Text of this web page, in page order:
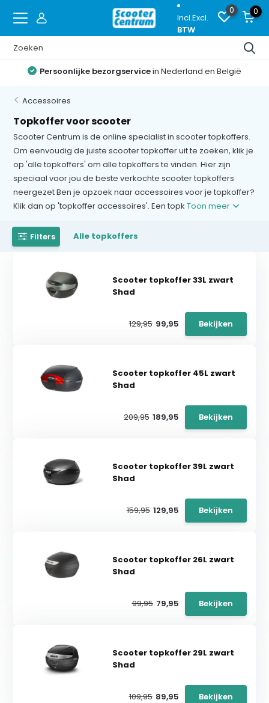
Incl.Excl.
BTW
0 0
bezorgservicein Nederland en België
Accessoires
Topkoffer voor scooter
Scooter Centrum is de online specialist in scooter topkoffers.
Om eenvoudig de juiste scooter topkoffer uit te zoeken, klik je
op 'alle topkoffers' om alle topkoffers te vinden. Hier zijn
speciaal voor jou de beste verkochte scooter topkoffers
neergezet Ben je opzoek naar accessoires voor je topkoffer?
Klik dan op 'topkoffer accessoires'. Een topkToon meer
Filters Alle topkoffers
Scooter topkoffer 33L zwart
Shad
129,95 99,95 Bekijken
Scooter topkoffer 45L zwart
Shad
209,95 189,95 Bekijken
Scooter topkoffer 39L zwart
Shad
159,95 129,95 Bekijken
Scooter topkoffer 26L zwart
Shad
99,95 79,95 Bekijken
Scooter topkoffer 29L zwart
Shad
109,95 89,95 Bekijken